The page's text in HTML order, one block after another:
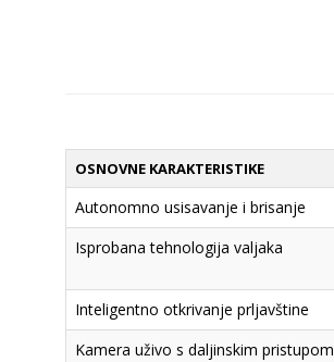
OSNOVNE KARAKTERISTIKE
Autonomno usisavanje i brisanje
Isprobana tehnologija valjaka
Inteligentno otkrivanje prljavštine
Kamera uživo s daljinskim pristupom